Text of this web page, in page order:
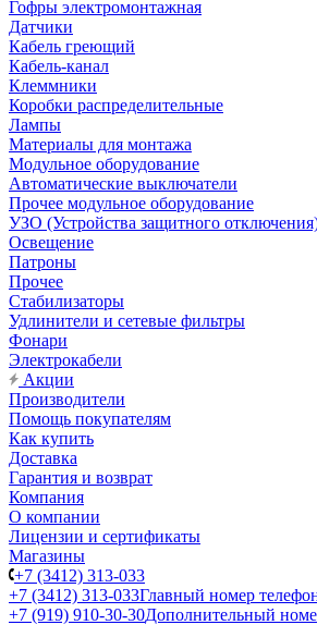
Гофры электромонтажная
Датчики
Кабель греющий
Кабель-канал
Клеммники
Коробки распределительные
Лампы
Материалы для монтажа
Модульное оборудование
Автоматические выключатели
Прочее модульное оборудование
УЗО (Устройства защитного
Освещение
Патроны
Прочее
Стабилизаторы
Удлинители и сетевые фильтры
Фонари
Электрокабели
Акции
Производители
Помощь покупателям
Как купить
Доставка
Гарантия и возврат
Компания
О компании
Лицензии и сертификаты
Магазины
+7 (3412) 313-033
+7 (3412) 313-033Главный номер
+7 (919) 910-30-30Дополнительный